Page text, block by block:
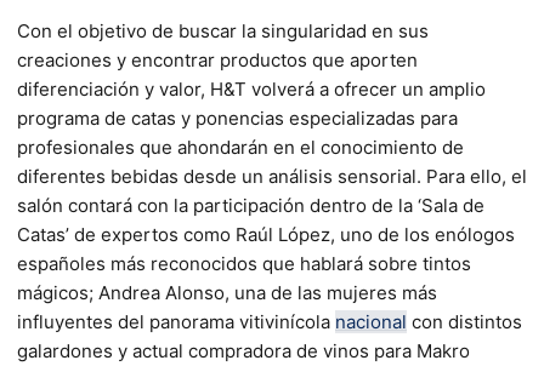
Con el objetivo de buscar la singularidad en sus
creaciones y encontrar productos que aporten
diferenciación y valor, H&T volverá a ofrecer un amplio
programa de catas y ponencias especializadas para
profesionales que ahondarán en el conocimiento de
diferentes bebidas desde un análisis sensorial. Para ello, el
salón contará con la participación dentro de la ‘Sala de
Catas’ de expertos como Raúl López, uno de los enólogos
españoles más reconocidos que hablará sobre tintos
mágicos; Andrea Alonso, una de las mujeres más
influyentes del panorama vitivinícola nacional con distintos
galardones y actual compradora de vinos para Makro